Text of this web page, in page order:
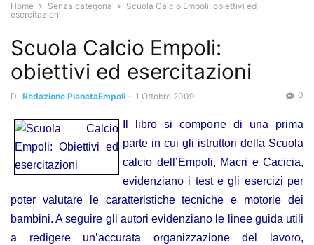
Home Senza categoria
Scuola Calcio Empoli: obiettivi ed
esercitazioni
Scuola Calcio Empoli:
obiettivi ed esercitazioni
Di Redazione PianetaEmpoli - 1 Ottobre 2009 0
Il libro si compone di una prima
parte in cui gli istruttori della Scuola
calcio dell’Empoli, Macri e Cacicia,
evidenziano i test e gli esercizi per
poter valutare le caratteristiche tecniche e motorie dei
bambini. A seguire gli autori evidenziano le linee guida utili
a redigere un’accurata organizzazione del lavoro,